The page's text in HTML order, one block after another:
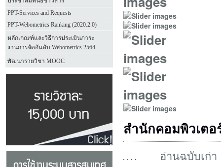
PPT-Services and Requests
PPT-Webometrics Ranking (2020.2.0)
หลักเกณฑ์และวิธีการประเมินภาระ
งานการจัดอันดับ Webometrics 2564
พัฒนารายวิชา MOOC
สำนักคอมพิวเตอ
อ่านฉบับเก่า